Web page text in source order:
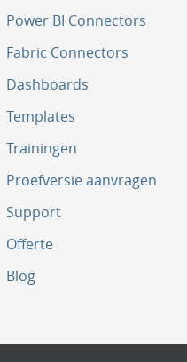
Power BI Connectors
Fabric Connectors
Dashboards
Templates
Trainingen
Proefversie aanvragen
Support
Offerte
Blog